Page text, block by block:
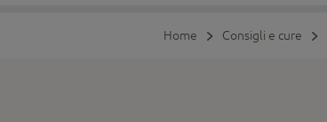
Home Consigli e cure